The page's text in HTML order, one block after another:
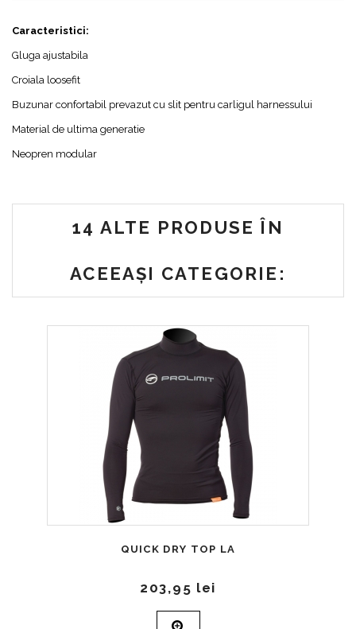
Caracteristici:
Gluga ajustabila
Croiala loosefit
Buzunar confortabil prevazut cu slit pentru carligul harnessului
Material de ultima generatie
Neopren modular
14 ALTE PRODUSE ÎN
ACEEAȘI CATEGORIE:
QUICK DRY TOP LA
203,95 lei